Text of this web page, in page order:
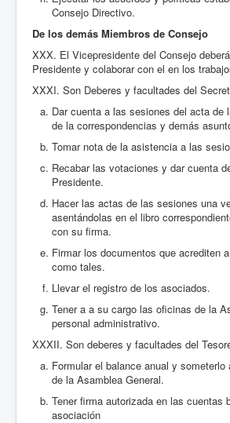
Consejo Directivo.
De los demás Miembros de Consejo
XXX. El Vicepresidente del Consejo
Presidente y colaborar con el en los
XXXI. Son Deberes y facultades del
Dar cuenta a las sesiones del acta de
de la correspondencias y demás
Tomar nota de la asistencia a las
Recabar las votaciones y dar cuenta
Presidente.
Hacer las actas de las sesiones una
asentándolas en el libro
con su firma.
Firmar los documentos que acrediten
como tales.
Llevar el registro de los asociados.
Tener a a su cargo las oficinas de la
personal administrativo.
XXXII. Son deberes y facultades del
Formular el balance anual y
de la Asamblea General.
Tener firma autorizada en las cuentas
asociación